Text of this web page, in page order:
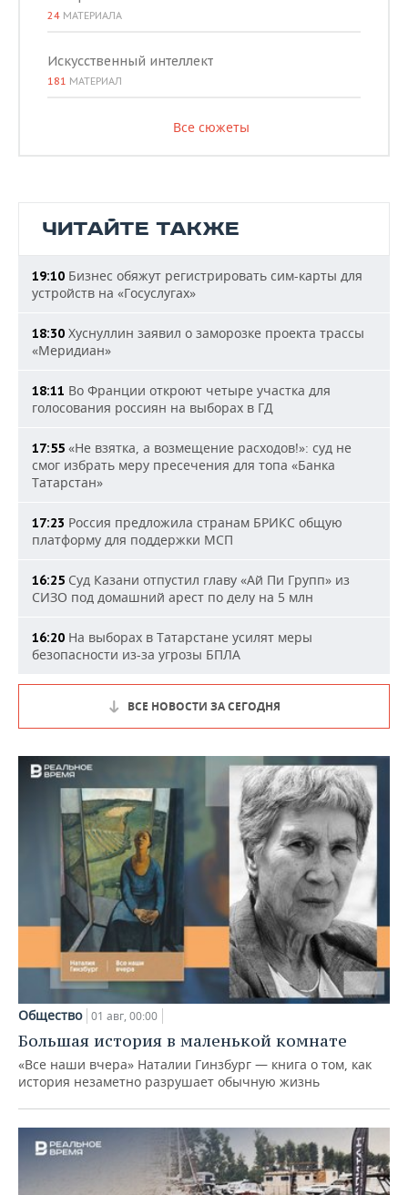
24 МАТЕРИАЛА
Искусственный интеллект
181 МАТЕРИАЛ
Все сюжеты
ЧИТАЙТЕ ТАКЖЕ
19:10 Бизнес обяжут регистрировать сим-карты для
устройств на «Госуслугах»
18:30 Хуснуллин заявил о заморозке проекта трассы
«Меридиан»
18:11 Во Франции откроют четыре участка для
голосования россиян на выборах в ГД
17:55 «Не взятка, а возмещение расходов!»: суд не
смог избрать меру пресечения для топа «Банка
Татарстан»
17:23 Россия предложила странам БРИКС общую
платформу для поддержки МСП
16:25 Суд Казани отпустил главу «Ай Пи Групп» из
СИЗО под домашний арест по делу на 5 млн
16:20 На выборах в Татарстане усилят меры
безопасности из-за угрозы БПЛА
ВСЕ НОВОСТИ ЗА СЕГОДНЯ
Общество 01 авг, 00:00
Большая история в маленькой комнате
«Все наши вчера» Наталии Гинзбург — книга о том, как
история незаметно разрушает обычную жизнь